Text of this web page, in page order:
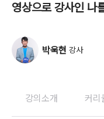
영상으로 강사인 나
박욱현 강사
강의소개 커리